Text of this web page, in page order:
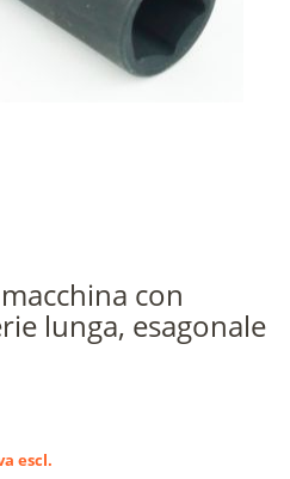
con
lunga, esagonale
escl.